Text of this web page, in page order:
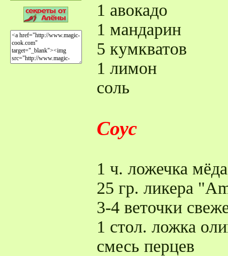
1 авокадо
1 мандарин
5 кумкватов
1 лимон
соль
Соус
1 ч. ложечка мёда
25 гр. ликера
3-4 веточки
1 стол. ложка
смесь перцев